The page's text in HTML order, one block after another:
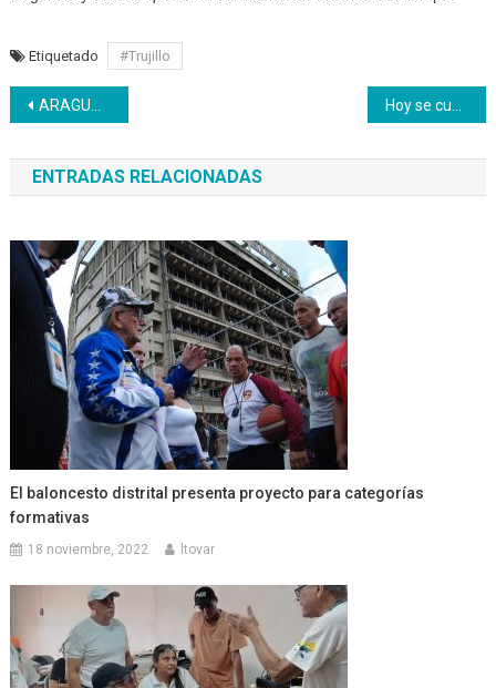
Etiquetado #Trujillo
Navegación
de
entradas
ARAGUA | Se materializan los sueños desde la Unidad Educativa de Adultos
ENTRADAS RELACIONADAS
El baloncesto distrital presenta proyecto para categorías
formativas
18 noviembre, 2022 ltovar